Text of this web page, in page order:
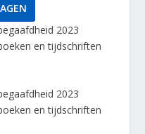
2023
en tijdschriften
2023
en tijdschriften